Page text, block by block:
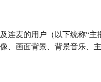
连麦的用户（以下统称“
、画面背景、背景音乐、